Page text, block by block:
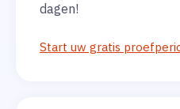
dagen!
Start uw gratis